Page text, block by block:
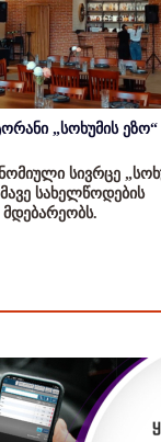
„სოხუმის ეზო“
სივრცე
სახელწოდების